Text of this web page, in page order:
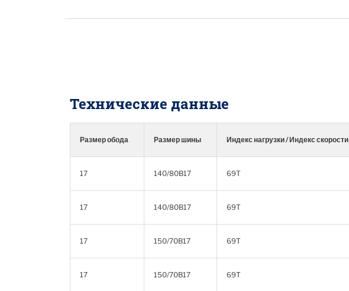
Технические данные
Размер обода Размер шины Индекс нагрузки / Индекс скорости
17 140/80B17 69T
17 140/80B17 69T
17 150/70B17 69T
17 150/70B17 69T